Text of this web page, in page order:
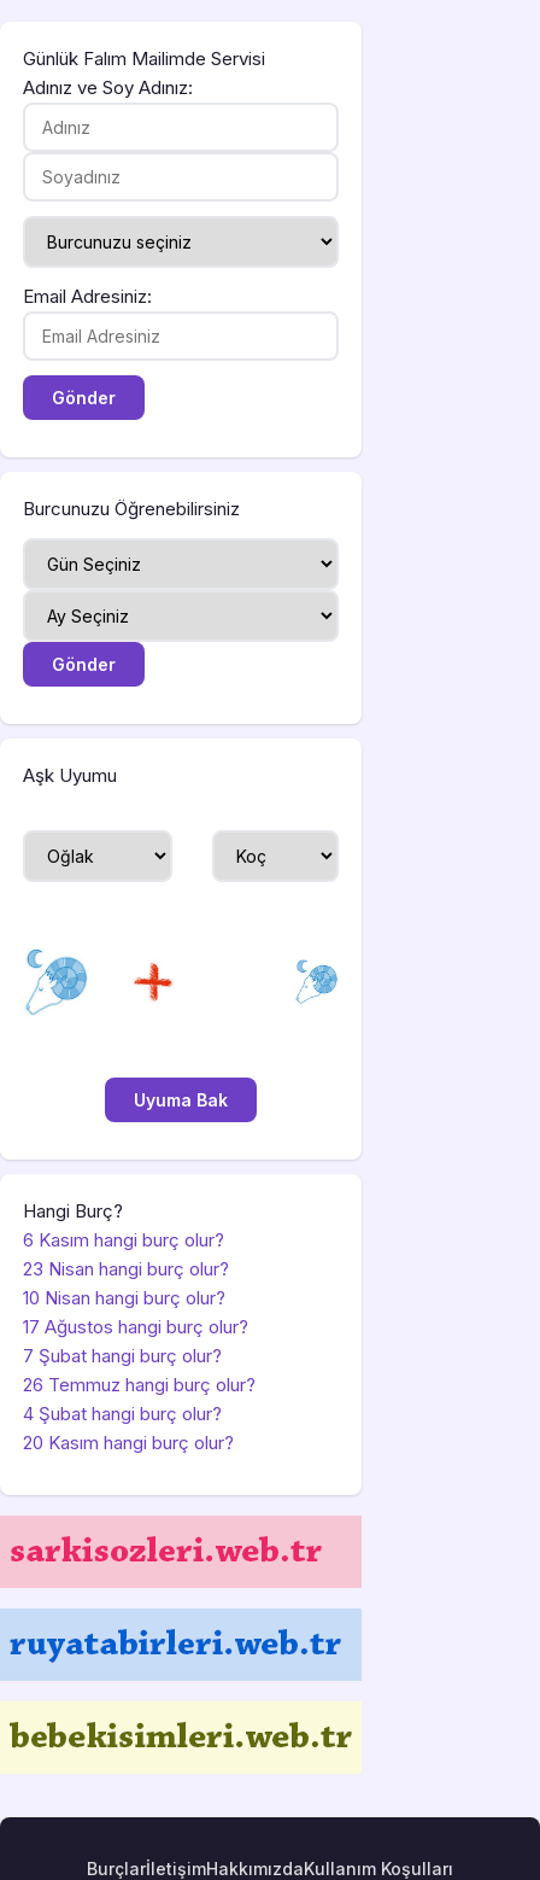
Günlük Falım Mailimde Servisi
Adınız ve Soy Adınız:
Email Adresiniz:
Burcunuzu Öğrenebilirsiniz
Aşk Uyumu
Hangi Burç?
6 Kasım hangi burç olur?
23 Nisan hangi burç olur?
10 Nisan hangi burç olur?
17 Ağustos hangi burç olur?
7 Şubat hangi burç olur?
26 Temmuz hangi burç olur?
4 Şubat hangi burç olur?
20 Kasım hangi burç olur?
BurçlarİletişimHakkımızdaKullanım Koşulları